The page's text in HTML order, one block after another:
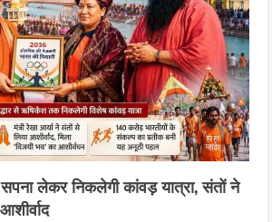
लेकर निकलेगी कांवड़ यात्रा, संतों ने